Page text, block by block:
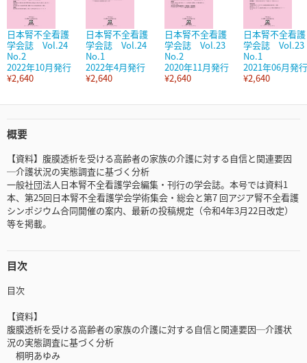
日本腎不全看護
学会誌 Vol.24
No.2
2022年10月発行
¥2,640
日本腎不全看護
学会誌 Vol.24
No.1
2022年4月発行
¥2,640
日本腎不全看護
学会誌 Vol.23
No.2
2020年11月発行
¥2,640
日本腎不全看護
学会誌 Vol.23
No.1
2021年06月発行
¥2,640
概要
【資料】腹膜透析を受ける高齢者の家族の介護に対する自信と関連要因
─介護状況の実態調査に基づく分析
一般社団法人日本腎不全看護学会編集・刊行の学会誌。本号では資料1
本、第25回日本腎不全看護学会学術集会・総会と第7 回アジア腎不全看護
シンポジウム合同開催の案内、最新の投稿規定（令和4年3月22日改定）
等を掲載。
目次
目次
【資料】
腹膜透析を受ける高齢者の家族の介護に対する自信と関連要因─介護状
況の実態調査に基づく分析
桐明あゆみ